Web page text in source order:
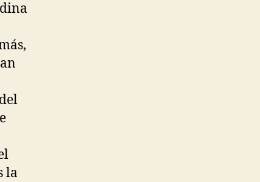
la